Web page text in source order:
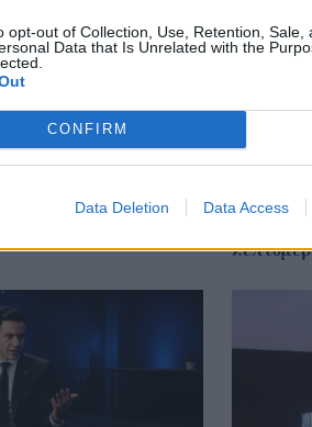
opt-out of Collection, Use, Retention, Sale,
Data that Is Unrelated with the
CONFIRM
Data Deletion Data Access
Ρόδο – Συγκέντρωνε